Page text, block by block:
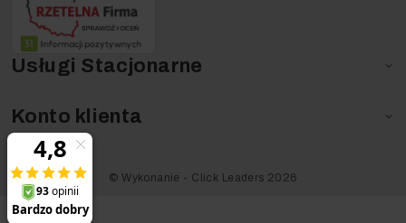
Usługi Stacjonarne 
Konto klienta 
©️ Wykonanie - Click Leaders 2026